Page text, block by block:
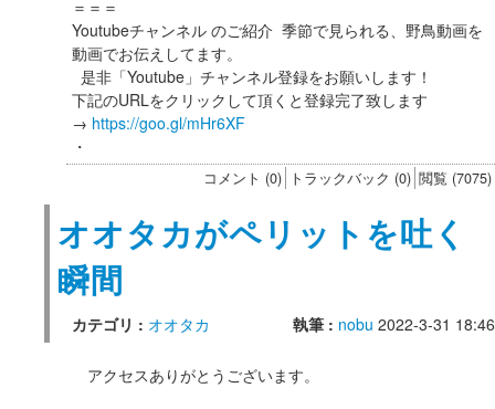
＝＝＝
Youtubeチャンネル のご紹介 季節で見られる、野鳥動画を
動画でお伝えしてます。
是非「Youtube」チャンネル登録をお願いします！
下記のURLをクリックして頂くと登録完了致します
→ https://goo.gl/mHr6XF
・
コメント (0) トラックバック (0) 閲覧 (7075)
オオタカがペリットを吐く
瞬間
カテゴリ : オオタカ 執筆 : nobu 2022-3-31 18:46
アクセスありがとうございます。